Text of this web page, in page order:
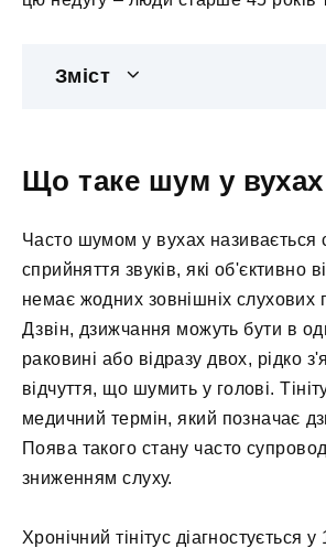
Зміст
Що таке шум у вухах
Часто шумом у вухах називається
сприйняття звуків, які об'єктивно
немає жодних зовнішніх слухових
Дзвін, дзижчання можуть бути в
раковині або відразу двох, рідко
відчуття, що шумить у голові.
медичний термін, який позначає
Поява такого стану часто
зниженням слуху.
Хронічний тінітус діагностується